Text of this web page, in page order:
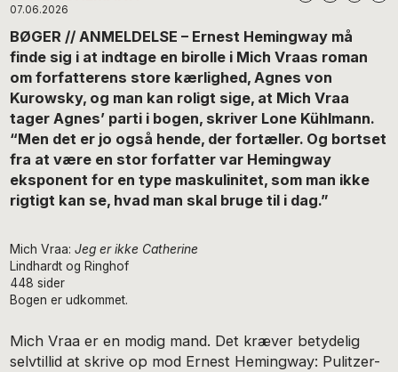
07.06.2026
BØGER // ANMELDELSE – Ernest Hemingway må
finde sig i at indtage en birolle i Mich Vraas roman
om forfatterens store kærlighed, Agnes von
Kurowsky, og man kan roligt sige, at Mich Vraa
tager Agnes’ parti i bogen, skriver Lone Kühlmann.
“Men det er jo også hende, der fortæller. Og bortset
fra at være en stor forfatter var Hemingway
eksponent for en type maskulinitet, som man ikke
rigtigt kan se, hvad man skal bruge til i dag.”
Mich Vraa:Jeg er ikke Catherine
Lindhardt og Ringhof
448 sider
Bogen er udkommet.
Mich Vraa er en modig mand. Det kræver betydelig
selvtillid at skrive op mod Ernest Hemingway: Pulitzer-